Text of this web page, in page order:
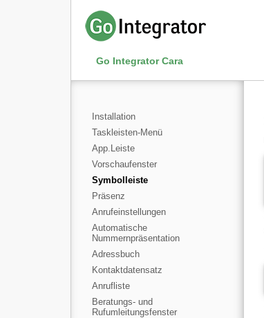
Go Integrator Cara
Installation
Taskleisten-Menü
App.Leiste
Vorschaufenster
Symbolleiste
Präsenz
Anrufeinstellungen
Automatische
Nummernpräsentation
Adressbuch
Kontaktdatensatz
Anrufliste
Beratungs- und
Rufumleitungsfenster